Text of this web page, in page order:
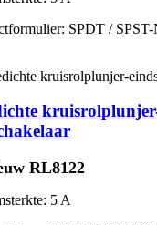
SPDT /
RL8122
5 A